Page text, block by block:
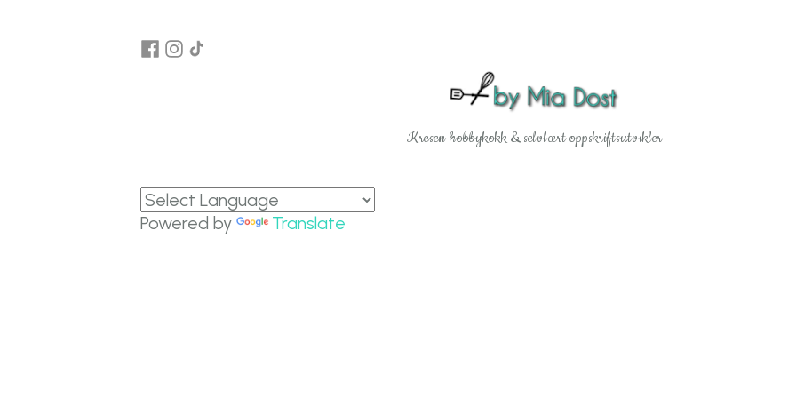
Kresen hobbykokk & selvlært oppskriftsutvikler
Powered by Translate